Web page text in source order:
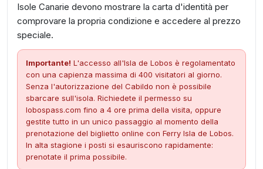
Isole Canarie devono mostrare la carta d'identità per
comprovare la propria condizione e accedere al prezzo
speciale.
Importante! L'accesso all'Isla de Lobos è regolamentato
con una capienza massima di 400 visitatori al giorno.
Senza l'autorizzazione del Cabildo non è possibile
sbarcare sull'isola. Richiedete il permesso su
lobospass.com fino a 4 ore prima della visita, oppure
gestite tutto in un unico passaggio al momento della
prenotazione del biglietto online con Ferry Isla de Lobos.
In alta stagione i posti si esauriscono rapidamente:
prenotate il prima possibile.